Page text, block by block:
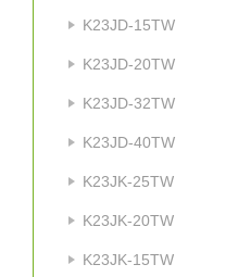
K23JD-15TW
K23JD-20TW
K23JD-32TW
K23JD-40TW
K23JK-25TW
K23JK-20TW
K23JK-15TW